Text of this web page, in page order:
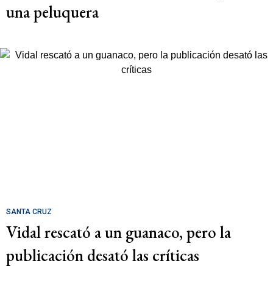
una peluquera
SANTA CRUZ
Vidal rescató a un guanaco, pero la
publicación desató las críticas